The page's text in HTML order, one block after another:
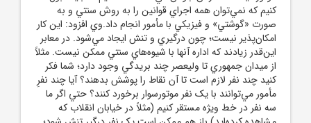
کنيم که نمي‌توان همه اجراي قوانين را به روش سنتي و به
صورت «گوشتي» و فيزيکي با مأمور انجام داد.وي افزود: اين کار
امکان‌پذير نيست؛ چون درگيري و تنش ايجاد مي‌شود. در معابر
اين‌قدر زيادند که اداره آنها با شيوه‌هاي سنتي ممکن نيست. مثلاً
از ميدان جمهوري تا وليعصر چند بريدگي وجود دارد؛ شما فکر
کنيد چند نفر لازم است تا آن نقاط را پوشش بدهند؟ آيا چند نفرِ
مأمور مي‌توانند با يک نفر موتورسوار برخورد کنند؟ حتي اگر ما
سه نفر در خط ويژه مستقر کنيم (مثلاً در خيابان انقلاب که